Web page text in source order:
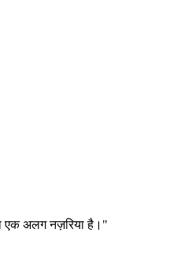
एक अलग नज़रिया है।"